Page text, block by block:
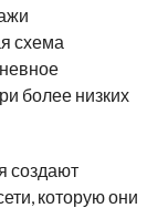
схема
более низких
создают
которую они